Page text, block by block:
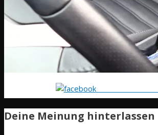
Share on Facebook
Deine Meinung hinterlassen